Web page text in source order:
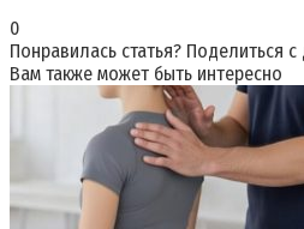
0
Понравилась статья? Поделиться с
Вам также может быть интересно